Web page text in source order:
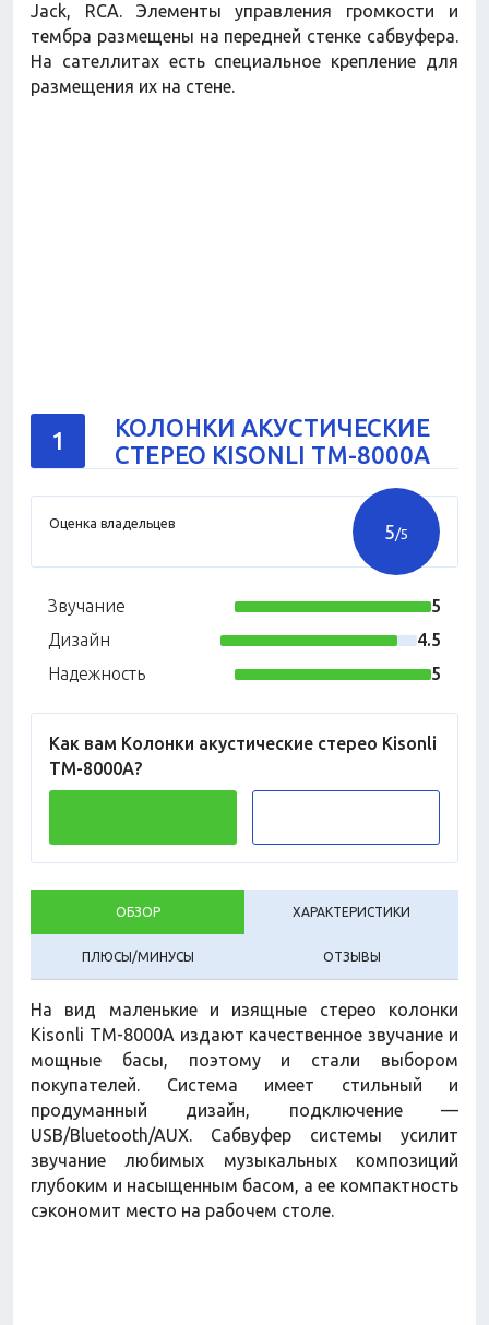
Jack, RCA. Элементы управления громкости и
тембра размещены на передней стенке сабвуфера.
На сателлитах есть специальное крепление для
размещения их на стене.
1
КОЛОНКИ АКУСТИЧЕСКИЕ
СТЕРЕО KISONLI TM-8000A
Оценка владельцев 5/5
Звучание
5
Дизайн
4.5
Надежность
5
Как вам Колонки акустические стерео Kisonli
TM-8000A?
ОБЗОР ХАРАКТЕРИСТИКИ
ПЛЮСЫ/МИНУСЫ ОТЗЫВЫ
На вид маленькие и изящные стерео колонки
Kisonli TM-8000A издают качественное звучание и
мощные басы, поэтому и стали выбором
покупателей. Система имеет стильный и
продуманный дизайн, подключение —
USB/Bluetooth/AUX. Сабвуфер системы усилит
звучание любимых музыкальных композиций
глубоким и насыщенным басом, а ее компактность
сэкономит место на рабочем столе.